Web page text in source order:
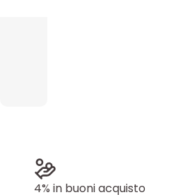
4% in buoni acquisto